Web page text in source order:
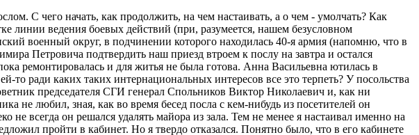
С чего начать, как продолжить, на чем настаивать, а о чем - умолчать? Как
линии ведения боевых действий (при, разумеется, нашем безусловном
военный округ, в подчинении которого находилась 40-я армия (напомню, что в
Петровича подтвердить наш приезд втроем к послу на завтра и остался
ремонтировалась и для житья не была готова. Анна Васильевна ютилась в
ради каких таких интернациональных интересов все это терпеть? У посольства
председателя СГИ генерал Спольников Виктор Николаевич и, как ни
не любил, зная, как во время бесед посла с кем-нибудь из посетителей он
не всегда он решался удалять майора из зала. Тем не менее я настаивал именно на
пройти в кабинет. Но я твердо отказался. Понятно было, что в его кабинете